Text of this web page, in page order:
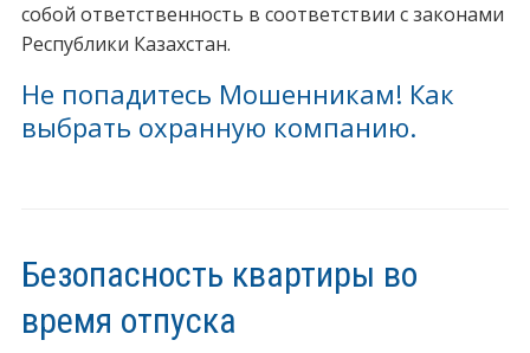
собой ответственность в соответствии с законами
Республики Казахстан.
Не попадитесь Мошенникам! Как
выбрать охранную компанию.
Безопасность квартиры во
время отпуска